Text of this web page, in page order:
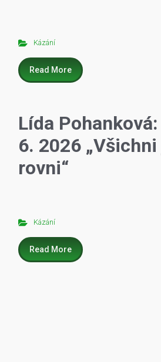
Kázání
Read More
Lída
6. 2026
rovni“
Kázání
Read More